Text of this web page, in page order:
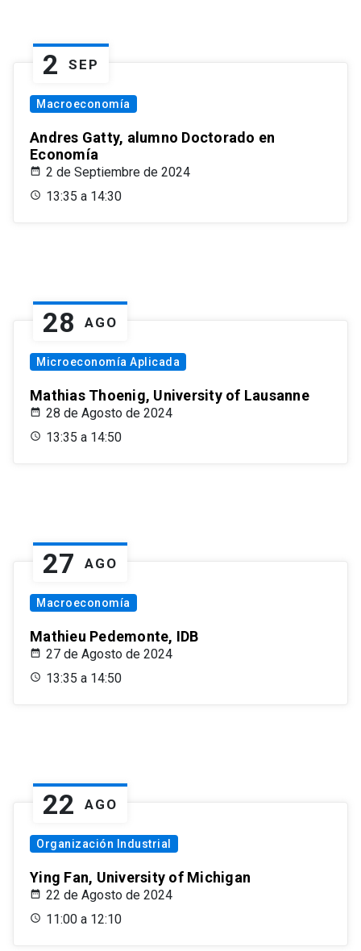
2 SEP
Macroeconomía
Andres Gatty, alumno Doctorado en
Economía
2 de Septiembre de 2024
13:35 a 14:30
28 AGO
Microeconomía Aplicada
Mathias Thoenig, University of Lausanne
28 de Agosto de 2024
13:35 a 14:50
27 AGO
Macroeconomía
Mathieu Pedemonte, IDB
27 de Agosto de 2024
13:35 a 14:50
22 AGO
Organización Industrial
Ying Fan, University of Michigan
22 de Agosto de 2024
11:00 a 12:10